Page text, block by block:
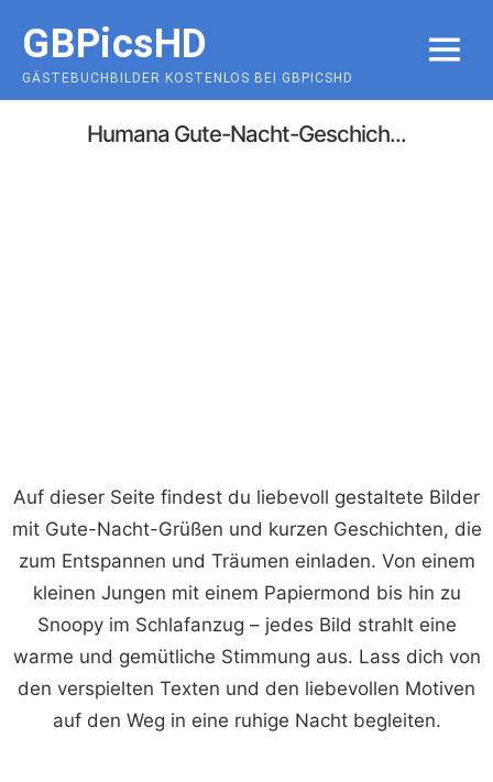
content
GBPicsHD
GÄSTEBUCHBILDER KOSTENLOS BEI GBPICSHD
MENU
Humana Gute-Nacht-Geschich...
Auf dieser Seite findest du liebevoll gestaltete Bilder
mit Gute-Nacht-Grüßen und kurzen Geschichten, die
zum Entspannen und Träumen einladen. Von einem
kleinen Jungen mit einem Papiermond bis hin zu
Snoopy im Schlafanzug – jedes Bild strahlt eine
warme und gemütliche Stimmung aus. Lass dich von
den verspielten Texten und den liebevollen Motiven
auf den Weg in eine ruhige Nacht begleiten.